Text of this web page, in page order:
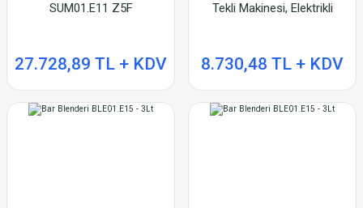
SUM01.E11 Z5F
27.728,89 TL + KDV
Tekli Makinesi, Elektrikli
8.730,48 TL + KDV